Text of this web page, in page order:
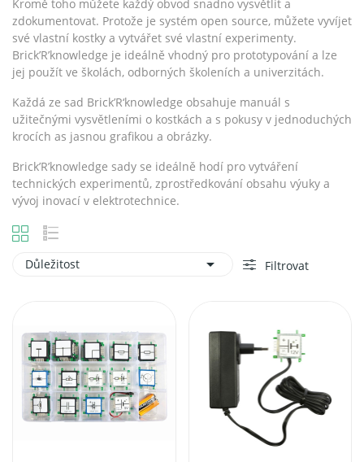
Kromě toho můžete každý obvod snadno vysvětlit a
zdokumentovat. Protože je systém open source, můžete vyvíjet
své vlastní kostky a vytvářet své vlastní experimenty.
Brick’R’knowledge je ideálně vhodný pro prototypování a lze
jej použít ve školách, odborných školeních a univerzitách.
Každá ze sad Brick’R‘knowledge obsahuje manuál s
užitečnými vysvětleními o kostkách a s pokusy v jednoduchých
krocích as jasnou grafikou a obrázky.
Brick’R’knowledge sady se ideálně hodí pro vytváření
technických experimentů, zprostředkování obsahu výuky a
vývoj inovací v elektrotechnice.
Důležitost  Filtrovat